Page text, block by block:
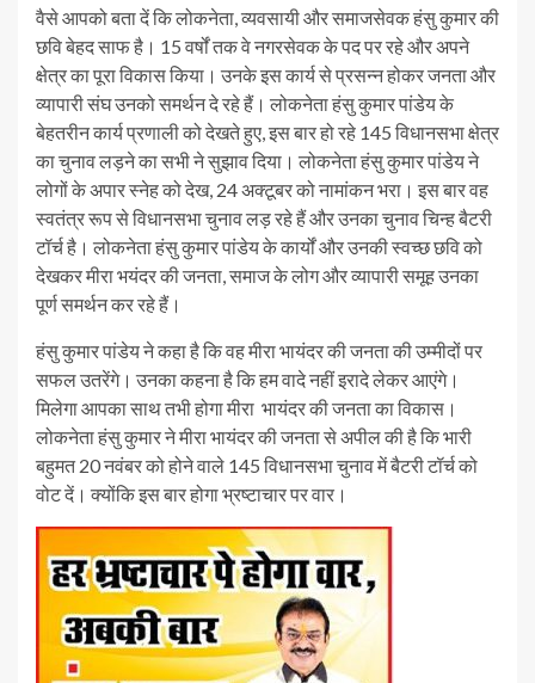
वैसे आपको बता दें कि लोकनेता, व्यवसायी और समाजसेवक हंसु कुमार की
छवि बेहद साफ है। 15 वर्षों तक वे नगरसेवक के पद पर रहे और अपने
क्षेत्र का पूरा विकास किया। उनके इस कार्य से प्रसन्न होकर जनता और
व्यापारी संघ उनको समर्थन दे रहे हैं। लोकनेता हंसु कुमार पांडेय के
बेहतरीन कार्य प्रणाली को देखते हुए, इस बार हो रहे 145 विधानसभा क्षेत्र
का चुनाव लड़ने का सभी ने सुझाव दिया। लोकनेता हंसु कुमार पांडेय ने
लोगों के अपार स्नेह को देख, 24 अक्टूबर को नामांकन भरा। इस बार वह
स्वतंत्र रूप से विधानसभा चुनाव लड़ रहे हैं और उनका चुनाव चिन्ह बैटरी
टॉर्च है। लोकनेता हंसु कुमार पांडेय के कार्यों और उनकी स्वच्छ छवि को
देखकर मीरा भयंदर की जनता, समाज के लोग और व्यापारी समूह उनका
पूर्ण समर्थन कर रहे हैं।
हंसु कुमार पांडेय ने कहा है कि वह मीरा भायंदर की जनता की उम्मीदों पर
सफल उतरेंगे। उनका कहना है कि हम वादे नहीं इरादे लेकर आएंगे।
मिलेगा आपका साथ तभी होगा मीरा भायंदर की जनता का विकास।
लोकनेता हंसु कुमार ने मीरा भायंदर की जनता से अपील की है कि भारी
बहुमत 20 नवंबर को होने वाले 145 विधानसभा चुनाव में बैटरी टॉर्च को
वोट दें। क्योंकि इस बार होगा भ्रष्टाचार पर वार।